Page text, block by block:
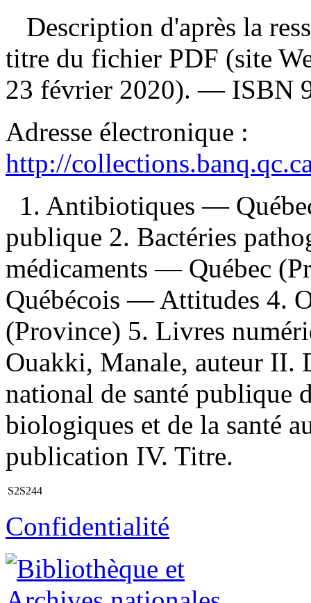
Description d'après la
titre du fichier PDF (site
23 février 2020). — ISBN
Adresse électronique :
http://
1. Antibiotiques —
publique 2. Bactéries
médicaments — Québec
Québécois — Attitudes 4.
(Province) 5. Livres
Ouakki, Manale, auteur II.
national de santé publique
biologiques et de la santé
publication IV. Titre.
S2S244
Confidentialité